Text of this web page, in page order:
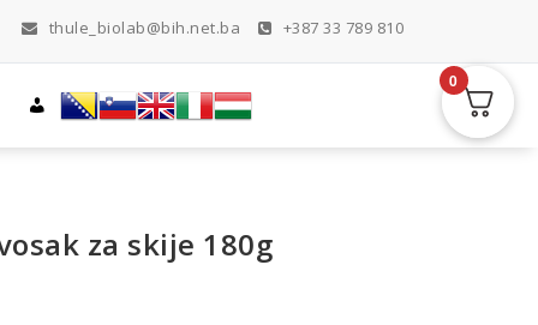
thule_biolab@bih.net.ba +387 33 789 810
za skije 180g
0